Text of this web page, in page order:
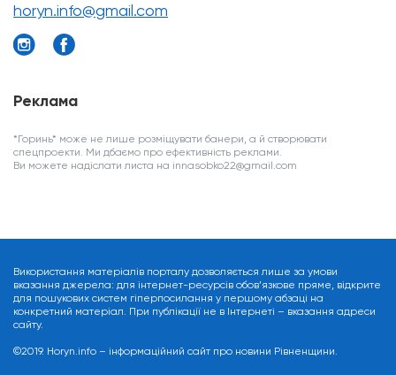
horyn.info@gmail.com
Реклама
*Горинь* може не лише розміщувати банери, а й створювати
спецпроекти. Ми дбаємо про ефективність реклами.
Ви можете надіслати листа на innasobko22@gmail.com
Використання матеріалів порталу дозволяється лише за умови
вказання джерела: для інтернет-ресурсів обов’язкове пряме, відкрите
для пошукових систем гіперпосилання у першому абзаці на
конкретний матеріал. При публікації не в Інтернеті – вказання адреси
сайту.
©2019. Horyn.info – інформаційний сайт про новини Рівненщини.